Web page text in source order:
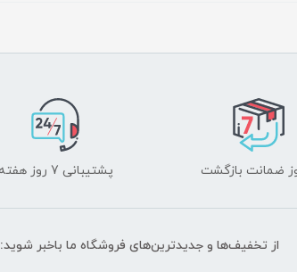
پشتیبانی 7 روز هفته
از تخفیف‌ها و جدیدترین‌های فروشگاه ما باخبر شوید: